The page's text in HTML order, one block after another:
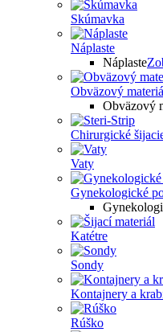
Skúmavka
Náplaste
Náplaste
Obväzový
Obväzový
Chirurgické
Vaty
Gynekologické
Katétre
Sondy
Kontajnery a
Rúško